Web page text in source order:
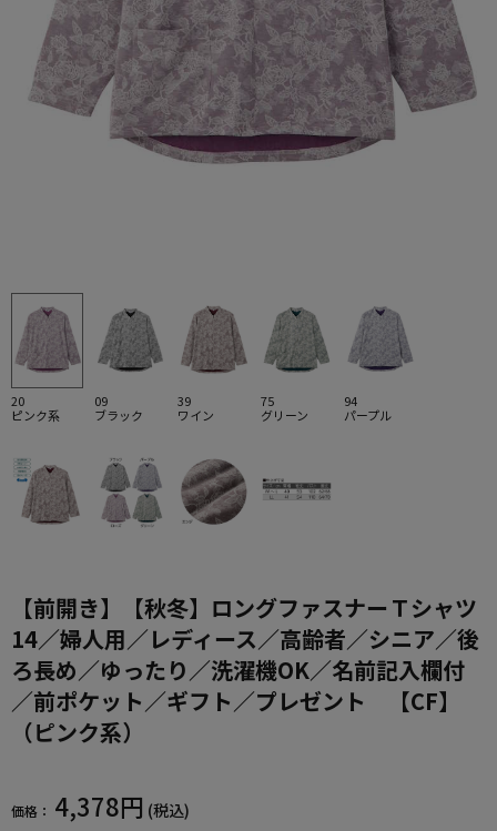
20
ピンク系
09
ブラック
39
ワイン
75
グリーン
94
パープル
【前開き】【秋冬】ロングファスナーＴシャツ
14／婦人用／レディース／高齢者／シニア／後
ろ長め／ゆったり／洗濯機OK／名前記入欄付
／前ポケット／ギフト／プレゼント 【CF】
（ピンク系）
価格： 4,378円 (税込)